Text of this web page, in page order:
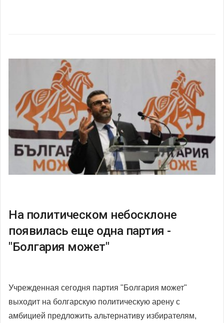
На политическом небосклоне
появилась еще одна партия -
"Болгария может"
Учрежденная сегодня партия "Болгария может"
выходит на болгарскую политическую арену с
амбицией предложить альтернативу избирателям,